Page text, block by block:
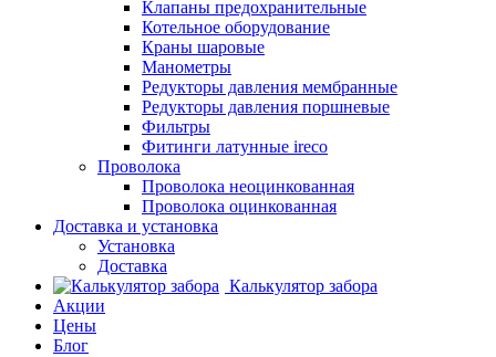
Клапаны предохранительные
Котельное оборудование
Краны шаровые
Манометры
Редукторы давления мембранные
Редукторы давления поршневые
Фильтры
Фитинги латунные ireco
Проволока
Проволока неоцинкованная
Проволока оцинкованная
Доставка и установка
Установка
Доставка
Калькулятор забора
Акции
Цены
Блог